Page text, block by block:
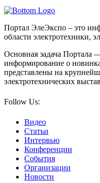
Портал ЭлеЭкспо – это
области электротехники,
Основная задача Портала
информирование о
представлены на
электротехнических
Follow Us:
Видео
Статьи
Интервью
Конференции
События
Организации
Новости